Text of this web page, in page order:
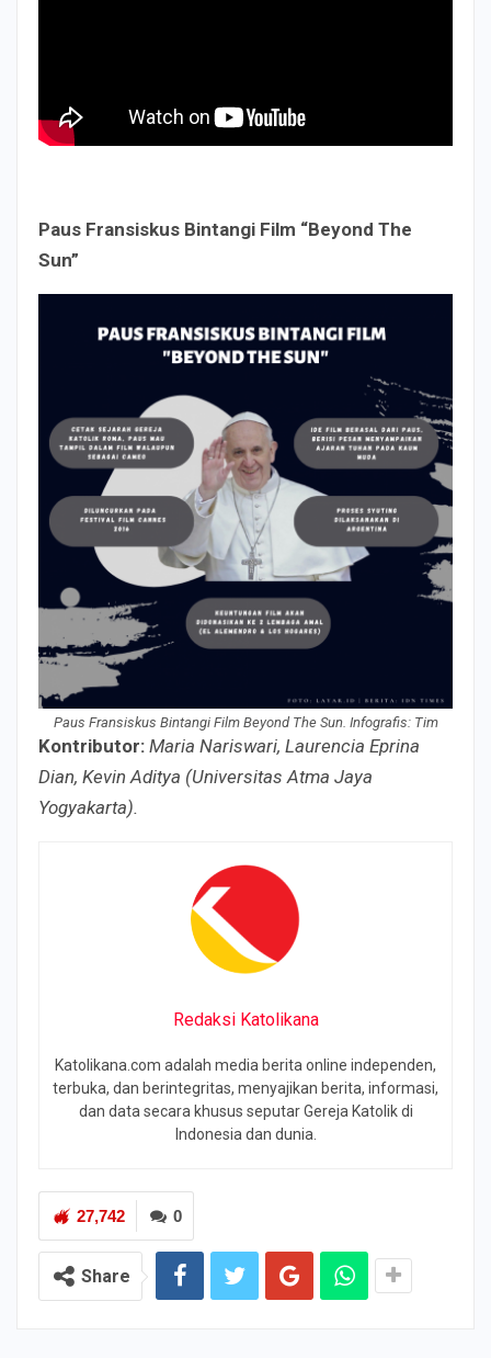
Paus Fransiskus Bintangi Film “Beyond The
Sun”
Paus Fransiskus Bintangi Film Beyond The Sun. Infografis: Tim
Kontributor: Maria Nariswari, Laurencia Eprina
Dian, Kevin Aditya (Universitas Atma Jaya
Yogyakarta).
Redaksi Katolikana
Katolikana.com adalah media berita online independen,
terbuka, dan berintegritas, menyajikan berita, informasi,
dan data secara khusus seputar Gereja Katolik di
Indonesia dan dunia.
0
27,742
Share